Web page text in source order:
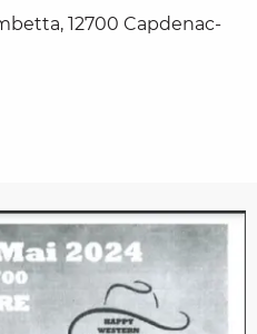
12700 Capdenac-